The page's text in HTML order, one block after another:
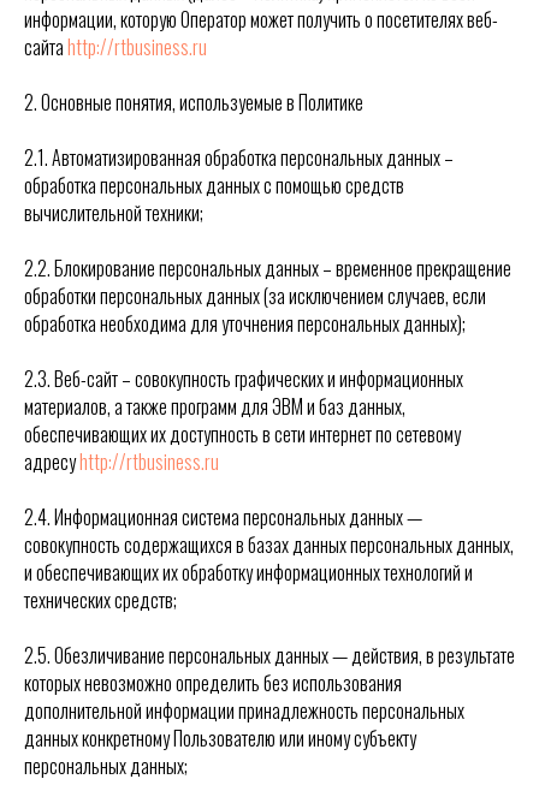
информации, которую Оператор может получить о посетителях веб-
сайтаhttp://rtbusiness.ru
2. Основные понятия, используемые в Политике
2.1. Автоматизированная обработка персональных данных –
обработка персональных данных с помощью средств
вычислительной техники;
2.2. Блокирование персональных данных – временное прекращение
обработки персональных данных (за исключением случаев, если
обработка необходима для уточнения персональных данных);
2.3. Веб-сайт – совокупность графических и информационных
материалов, а также программ для ЭВМ и баз данных,
обеспечивающих их доступность в сети интернет по сетевому
адресуhttp://rtbusiness.ru
2.4. Информационная система персональных данных —
совокупность содержащихся в базах данных персональных данных,
и обеспечивающих их обработку информационных технологий и
технических средств;
2.5. Обезличивание персональных данных — действия, в результате
которых невозможно определить без использования
дополнительной информации принадлежность персональных
данных конкретному Пользователю или иному субъекту
персональных данных;